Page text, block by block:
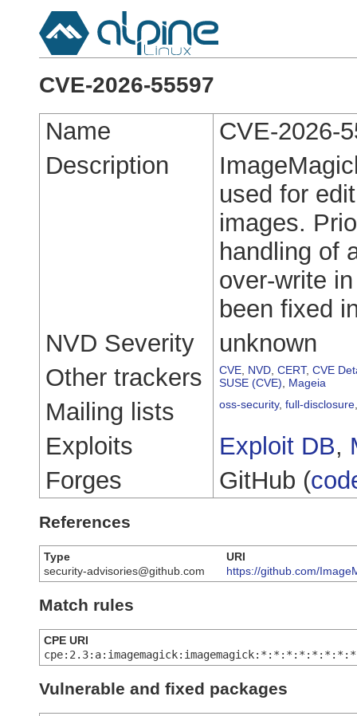
CVE-2026-55597
Name
CVE-2026-
Description
used for
images.
handling of
over-write
been fixed
NVD Severity
unknown
Other trackers
CVE NVD CERT, CVE
SUSE (CVE)
Mageia
Mailing lists oss-security, full-disclosure
Exploits Exploit DB,
Forges
GitHub (
References
Type
URI
security-advisories@github.com
https://github.com/
Match rules
CPE URI
cpe:2.3:a:imagemagick:imagemagick:*:*:*:*:*:*:*:*
Vulnerable and fixed packages